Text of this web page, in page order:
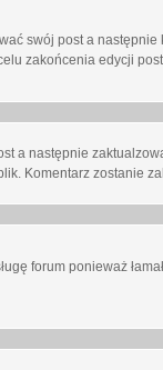
swój post a
zakońcenia edycji
a następnie
. Komentarz zostanie
forum ponieważ